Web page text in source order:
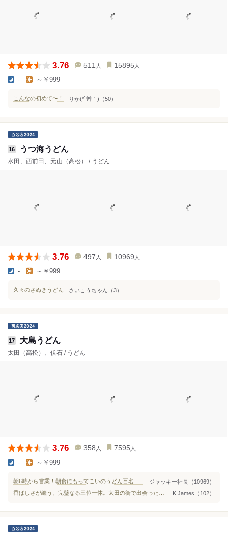
3.76 511 人 15895 人
- ～￥999
こんなの初めて〜！ りか(*´艸｀)（50）
16 うつ海うどん
水田、西前田、元山（高松） / うどん
3.76 497 人 10969 人
- ～￥999
久々のさぬきうどん さいこうちゃん（3）
17 大島うどん
太田（高松）、伏石 / うどん
3.76 358 人 7595 人
- ～￥999
ジャッキー社長（10969）
K.James（102）